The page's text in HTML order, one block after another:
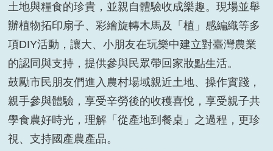
土地與糧食的珍貴，並親自體驗收成樂趣。現場並舉
辦植物拓印扇子、彩繪旋轉木馬及「植」感編織等多
項DIY活動，讓大、小朋友在玩樂中建立對臺灣農業
的認同與支持，提供參與民眾帶回家妝點生活。
鼓勵市民朋友們進入農村場域親近土地、操作實踐，
親手參與體驗，享受辛勞後的收穫喜悅，享受親子共
學食農好時光，理解「從產地到餐桌」之過程，更珍
視、支持國產農產品。